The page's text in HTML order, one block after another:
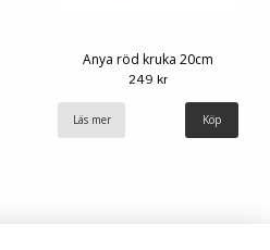
Anya röd kruka 20cm
249 kr
Läs mer